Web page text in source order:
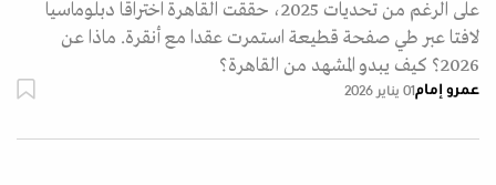
على الرغم من تحديات 2025، حققت القاهرة اختراقا دبلوماسيا
لافتا عبر طي صفحة قطيعة استمرت عقدا مع أنقرة. ماذا عن
2026؟ كيف يبدو المشهد من القاهرة؟
عمرو إمام01 يناير 2026